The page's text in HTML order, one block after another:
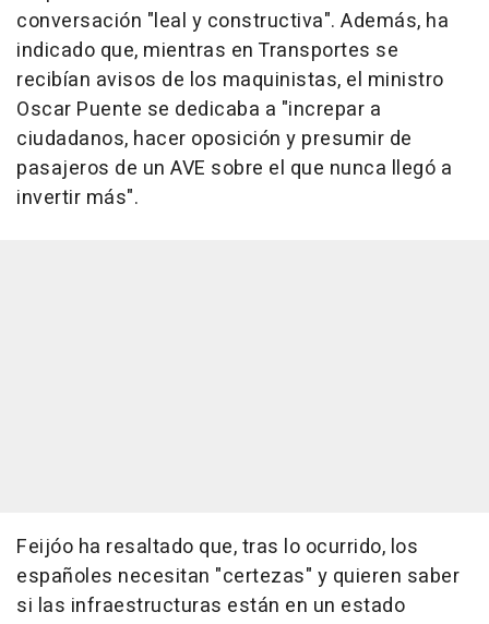
conversación "leal y constructiva". Además, ha
indicado que, mientras en Transportes se
recibían avisos de los maquinistas, el ministro
Oscar Puente se dedicaba a "increpar a
ciudadanos, hacer oposición y presumir de
pasajeros de un AVE sobre el que nunca llegó a
invertir más".
Feijóo ha resaltado que, tras lo ocurrido, los
españoles necesitan "certezas" y quieren saber
si las infraestructuras están en un estado